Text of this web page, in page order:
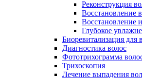
Реконструкция
Восстановление
Восстановление
Глубокое
Биоревитализация для
Диагностика волос
Фототрихограмма
Трихоскопия
Лечение выпадения